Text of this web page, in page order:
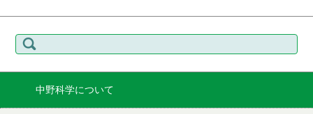
索:
中野科学について